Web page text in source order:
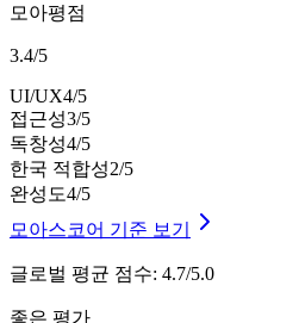
모아평점
3.4/5
UI/UX4/5
접근성3/5
독창성4/5
한국 적합성2/5
완성도4/5
모아스코어 기준 보기
글로벌 평균 점수: 4.7/5.0
좋은 평가